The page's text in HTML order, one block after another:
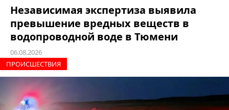
Независимая экспертиза выявила
превышение вредных веществ в
водопроводной воде в Тюмени
06.08.2026
ПРОИCШЕСТВИЯ